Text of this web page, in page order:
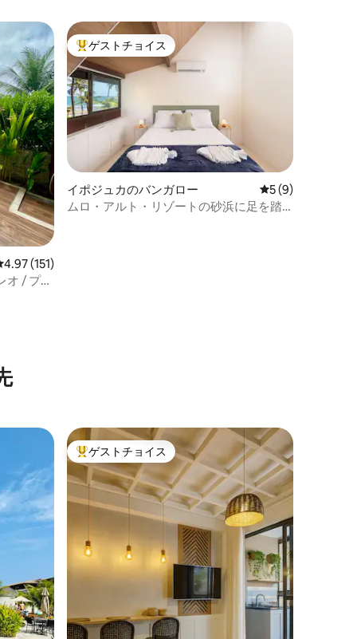
ビュー151件、5つ星中4.97つ星の平均評価
4.97 (151)
オ / プラ
大好評のゲストチョイスです。
ゲストチョイス
イポジュカのバンガロー レビュー9件、5
5 (9)
ムロ・アルト・リゾートの砂浜に足を踏
大好評のゲストチョイスです。
ゲストチョイス